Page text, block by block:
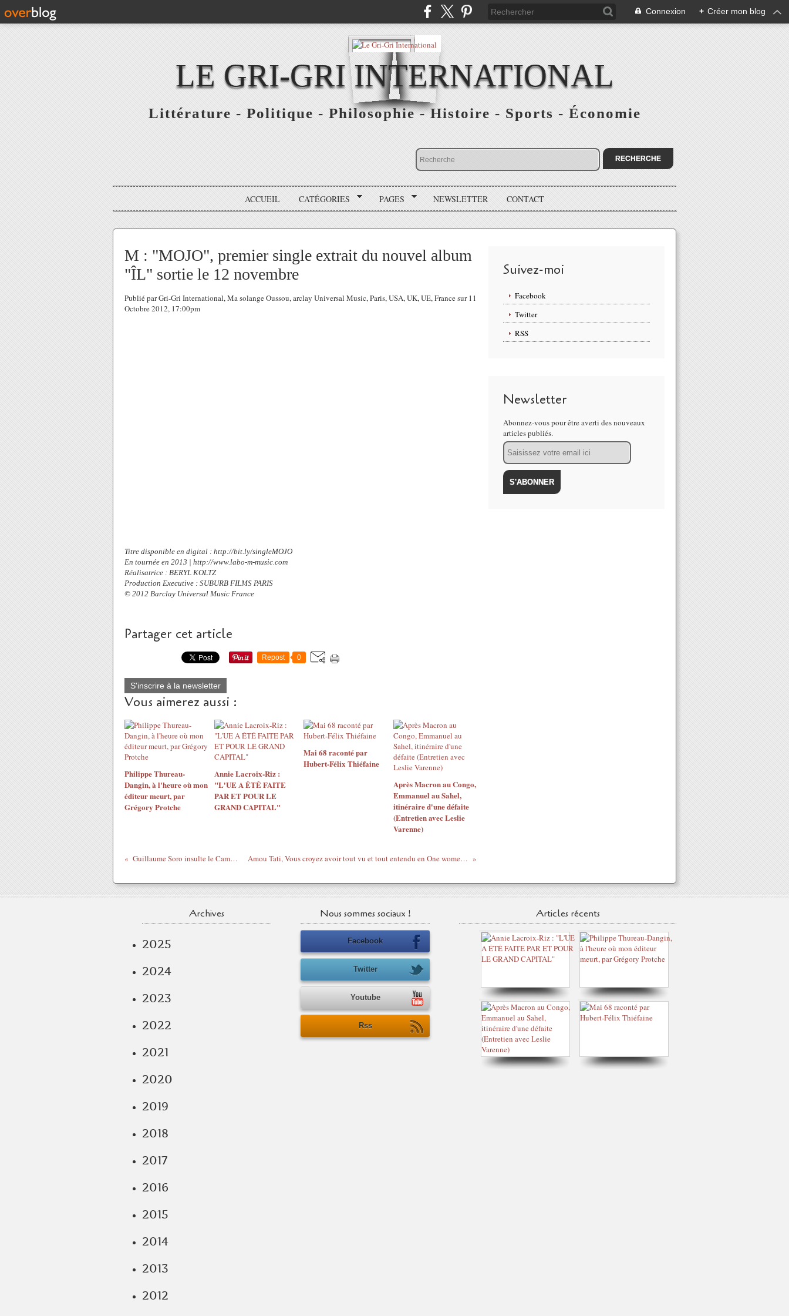
Connexion + Créer mon blog
LE GRI-GRI INTERNATIONAL
Littérature - Politique - Philosophie - Histoire - Sports - Économie
ACCUEIL CATÉGORIES PAGES NEWSLETTER CONTACT
M : "MOJO", premier single extrait du nouvel album
"ÎL" sortie le 12 novembre
Publié par Gri-Gri International, Ma solange Oussou, arclay Universal Music, Paris, USA, UK, UE, France sur 11
Octobre 2012, 17:00pm
Titre disponible en digital : http://bit.ly/singleMOJO
En tournée en 2013 | http://www.labo-m-music.com
Réalisatrice : BERYL KOLTZ
Production Executive : SUBURB FILMS PARIS
© 2012 Barclay Universal Music France
Partager cet article
Repost 0
S'inscrire à la newsletter
Vous aimerez aussi :
Philippe Thureau-
Dangin, à l'heure où mon
éditeur meurt, par
Grégory Protche
Annie Lacroix-Riz :
"L'UE A ÉTÉ FAITE
PAR ET POUR LE
GRAND CAPITAL"
Mai 68 raconté par
Hubert-Félix Thiéfaine
Après Macron au Congo,
Emmanuel au Sahel,
itinéraire d'une défaite
(Entretien avec Leslie
Varenne)
Guillaume Soro insulte le Cameroun ! Amou Tati, Vous croyez avoir tout vu et tout entendu en One women Show !!!
Suivez-moi
Facebook
Twitter
RSS
Newsletter
Abonnez-vous pour être averti des nouveaux
articles publiés.
Email
Archives
2025
2024
2023
2022
2021
2020
2019
2018
2017
2016
2015
2014
2013
2012
Nous sommes sociaux !
Facebook
Twitter
Youtube
Rss
Articles récents